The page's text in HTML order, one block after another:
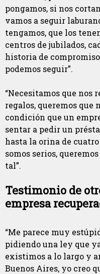
pongamos, si nos
vamos a seguir
tengamos, que los
centros de jubilados,
historia de
podemos seguir”.
“Necesitamos que nos
regalos, queremos que
condición que un
sentar a pedir un
hasta la orina de
somos serios,
tal”.
Testimonio de
empresa
“Me parece muy
pidiendo una ley que
existimos a lo largo y
Buenos Aires, yo creo